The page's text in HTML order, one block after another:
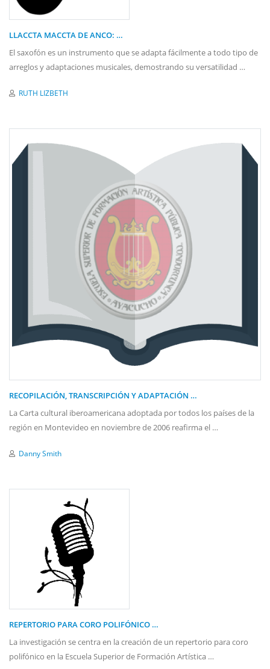
LLACCTA MACCTA DE ANCO: …
El saxofón es un instrumento que se adapta fácilmente a todo tipo de
arreglos y adaptaciones musicales, demostrando su versatilidad …
RUTH LIZBETH
RECOPILACIÓN, TRANSCRIPCIÓN Y ADAPTACIÓN …
La Carta cultural iberoamericana adoptada por todos los países de la
región en Montevideo en noviembre de 2006 reafirma el …
Danny Smith
REPERTORIO PARA CORO POLIFÓNICO …
La investigación se centra en la creación de un repertorio para coro
polifónico en la Escuela Superior de Formación Artística …